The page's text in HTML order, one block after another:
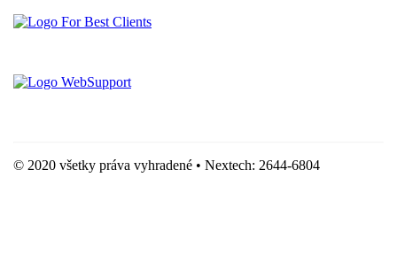
© 2020 všetky práva vyhradené • Nextech: 2644-6804